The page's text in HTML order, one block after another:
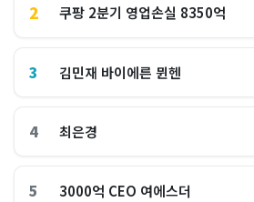
2 쿠팡 2분기 영업손실 8350억
3 김민재 바이에른 뮌헨
4 최은경
5 3000억 CEO 여에스더